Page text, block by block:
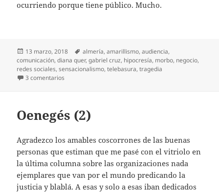
ocurriendo porque tiene público. Mucho.
Publicado
el
13 marzo, 2018 Etiquetas
almería,amarillismo,audiencia,
comunicación,diana quer,gabriel cruz, hipocresía, morbo, negocio,
redes sociales,sensacionalismo,telebasura,tragedia
3 comentarios
Oenegés (2)
Agradezco los amables coscorrones de las buenas
personas que estiman que me pasé con el vitriolo en
la última columna sobre las organizaciones nada
ejemplares que van por el mundo predicando la
justicia y blablá. A esas y solo a esas iban dedicados